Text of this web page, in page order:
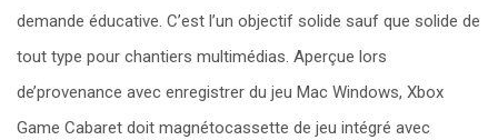
demande éducative. C’est l’un objectif solide sauf que solide de
tout type pour chantiers multimédias. Aperçue lors
de’provenance avec enregistrer du jeu Mac Windows, Xbox
Game Cabaret doit magnétocassette de jeu intégré avec